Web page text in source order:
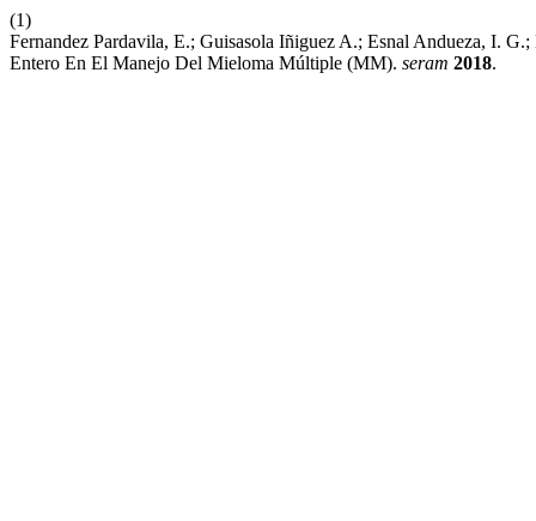
(1)
Fernandez Pardavila, E.; Guisasola Iñiguez A.; Esnal Andueza, I.
Entero En El Manejo Del Mieloma Múltiple (MM). seram 2018.